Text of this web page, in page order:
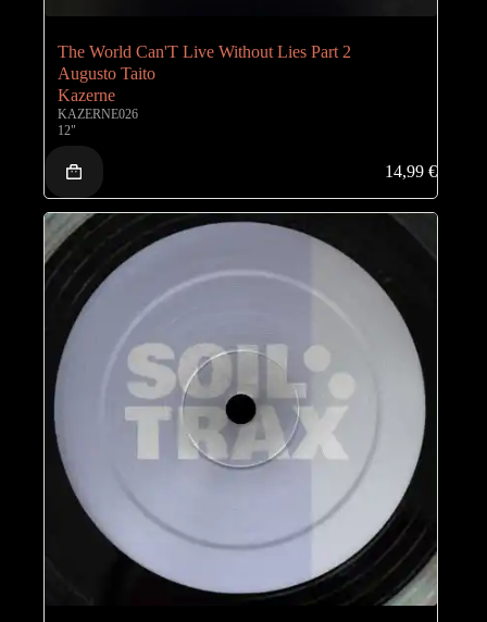
The World Can'T Live Without Lies Part 2
Augusto Taito
Kazerne
KAZERNE026
12"
14,99€